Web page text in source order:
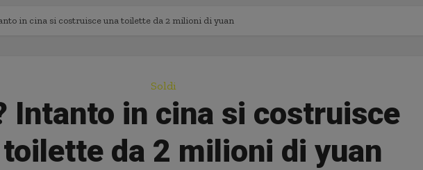
in cina si costruisce una toilette da 2 milioni di yuan
Soldi
Intanto in cina si costruisce
da 2 milioni di yuan